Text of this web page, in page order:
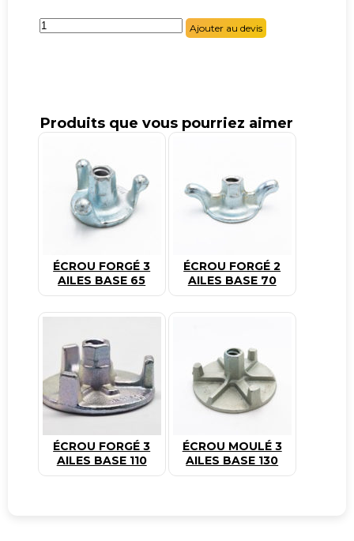
quantité
de
Ajouter au devis
Produits que vous pourriez aimer
ÉCROU FORGÉ 3
AILES BASE 65
ÉCROU FORGÉ 2
AILES BASE 70
ÉCROU FORGÉ 3
AILES BASE 110
ÉCROU MOULÉ 3
AILES BASE 130